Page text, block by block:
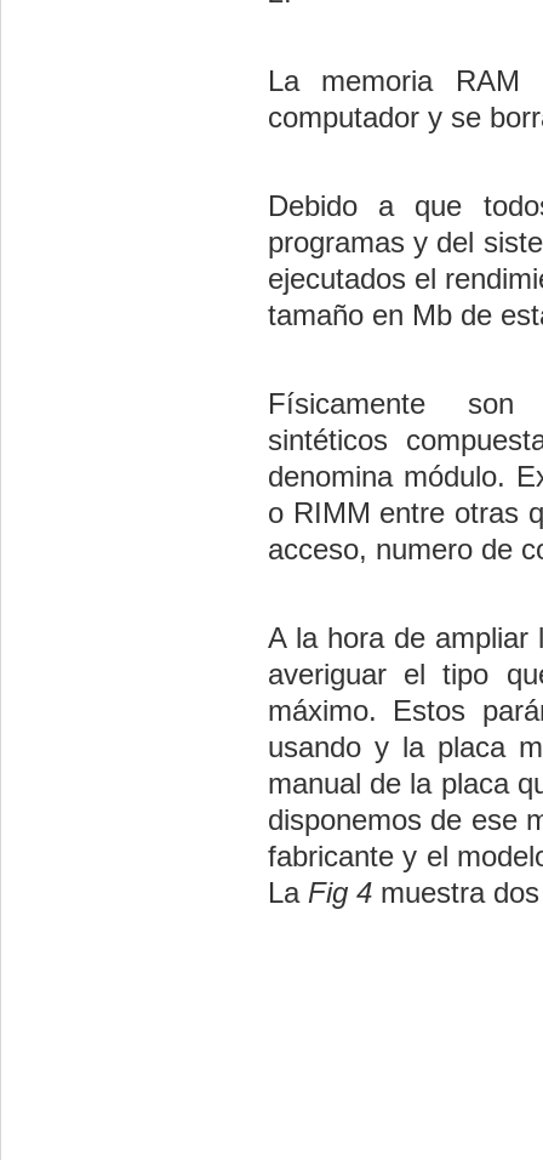
La memoria RAM
computador y se
Debido a que
programas y del
ejecutados el
tamaño en Mb de
Físicamente
sintéticos
denomina módulo.
o RIMM entre otras
acceso, numero de
A la hora de ampliar
averiguar el tipo
máximo. Estos
usando y la placa
manual de la placa
disponemos de ese
fabricante y el
La Fig 4 muestra